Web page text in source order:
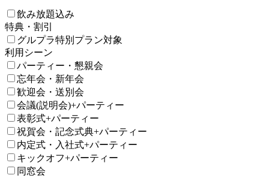
飲み放題込み
特典・割引
グルプラ特別プラン対象
利用シーン
パーティー・懇親会
忘年会・新年会
歓迎会・送別会
会議(説明会)+パーティー
表彰式+パーティー
祝賀会・記念式典+パーティー
内定式・入社式+パーティー
キックオフ+パーティー
同窓会